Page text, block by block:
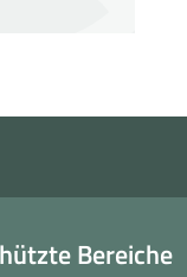
Bereiche